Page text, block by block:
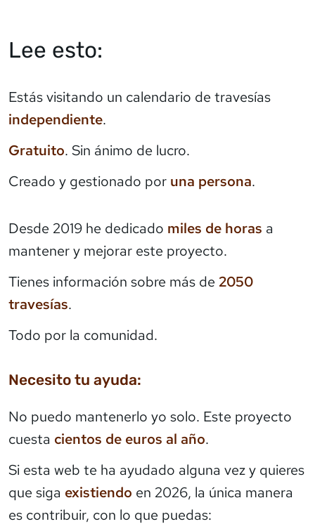
Lee esto:
Estás visitando un calendario de travesías
independiente.
Gratuito. Sin ánimo de lucro.
Creado y gestionado por una persona.
Desde 2019 he dedicado miles de horas a
mantener y mejorar este proyecto.
Tienes información sobre más de 2050
travesías.
Todo por la comunidad.
Necesito tu ayuda:
No puedo mantenerlo yo solo. Este proyecto
cuesta cientos de euros al año.
Si esta web te ha ayudado alguna vez y quieres
que siga existiendo en 2026, la única manera
es contribuir, con lo que puedas: